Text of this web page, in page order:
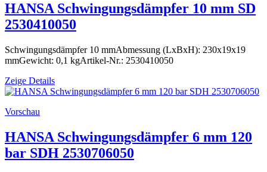
HANSA Schwingungsdämpfer 10 mm SD
2530410050
Schwingungsdämpfer 10 mmAbmessung (LxBxH): 230x19x19
mmGewicht: 0,1 kgArtikel-Nr.: 2530410050
Zeige Details
Vorschau
HANSA Schwingungsdämpfer 6 mm 120
bar SDH 2530706050